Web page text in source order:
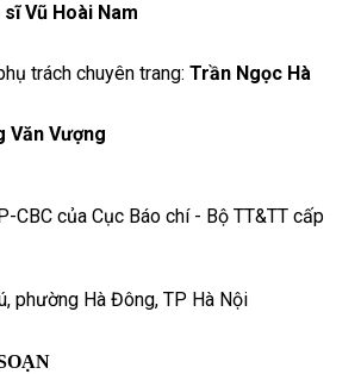
Vũ Hoài Nam
trách chuyên trang: Trần Ngọc Hà
Văn Vượng
CBC của Cục Báo chí - Bộ TT&TT cấp
phường Hà Đông, TP Hà Nội